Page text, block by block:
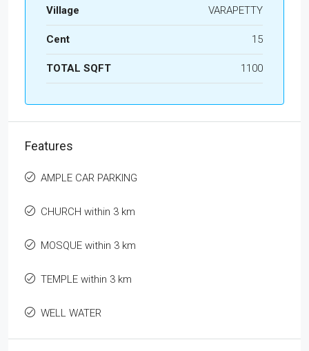
Village VARAPETTY
Cent 15
TOTAL SQFT 1100
Features
AMPLE CAR PARKING
CHURCH within 3 km
MOSQUE within 3 km
TEMPLE within 3 km
WELL WATER